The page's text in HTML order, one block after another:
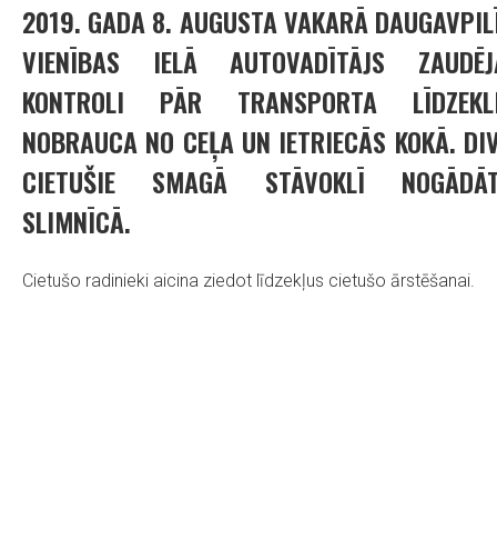
2019. GADA 8. AUGUSTA VAKARĀ
VIENĪBAS IELĀ AUTOVADĪTĀJS
KONTROLI PĀR TRANSPORTA
NOBRAUCA NO CEĻA UN IETRIECĀS KOKĀ.
CIETUŠIE SMAGĀ STĀVOKLĪ
SLIMNĪCĀ.
Cietušo radinieki aicina ziedot līdzekļus cietušo ārstēšanai.